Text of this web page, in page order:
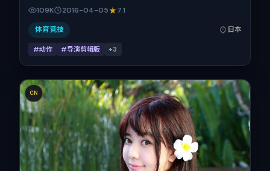
枫、河正宇、长泽雅美、全智贤、梁朝伟的对手戏为看点之
一。上映时间：2016-04-05；片长108分钟；适合关注现实
质感与类型片结构的观众。
109K 2016-04-05 7.1
体育竞技 日本
#动作 #导演剪辑版 +3
CN